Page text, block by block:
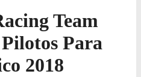
Team
Para
2018